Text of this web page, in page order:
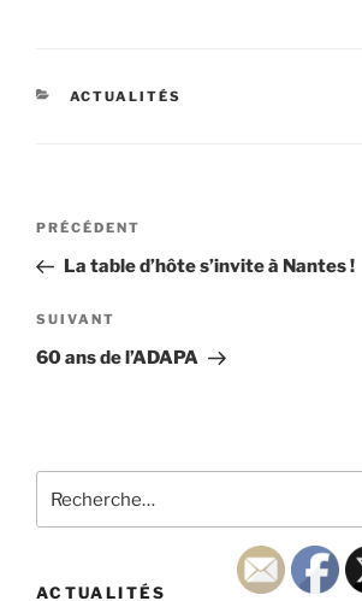
CATÉGORIES
ACTUALITÉS
Navigation
l’article
Article
précédent
PRÉCÉDENT
La table d’hôte s’invite à Nantes !
Article
suivant
SUIVANT
60 ans de l’ADAPA
pour
ACTUALITÉS